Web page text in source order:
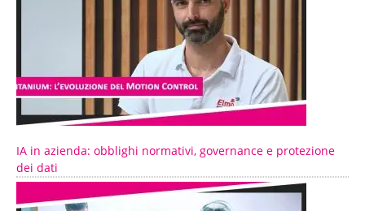
IA in azienda: obblighi normativi, governance e protezione
dei dati